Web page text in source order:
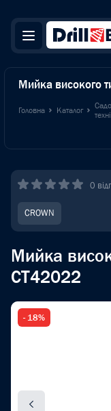
Мийка високого
Головна Каталог
0
CROWN
Мийка
CT42022
- 18%